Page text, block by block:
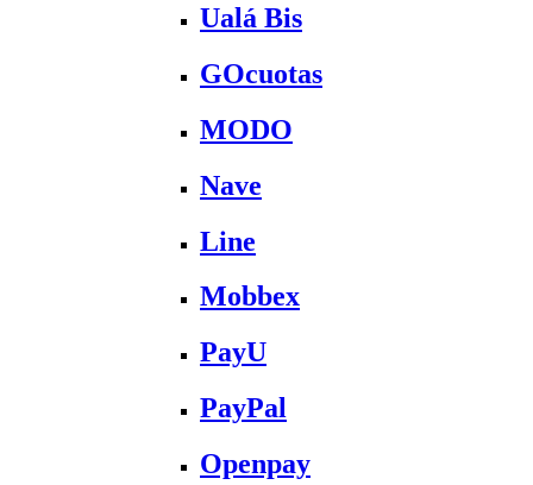
Ualá Bis
GOcuotas
MODO
Nave
Line
Mobbex
PayU
PayPal
Openpay